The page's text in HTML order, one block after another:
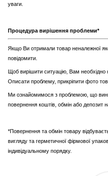
уваги.
Процедура вирішення проблеми*
Якщо Ви отримали товар неналежної
повідомити.
Щоб вирішити ситуацію, Вам
Описати проблему, прикріпити фото
Ми ознайомимося з проблемою, що
повернення коштів, обмін або депозит
*Повернення та обмін товару
вигляду та герметичної фірмової
індивідуальному порядку.